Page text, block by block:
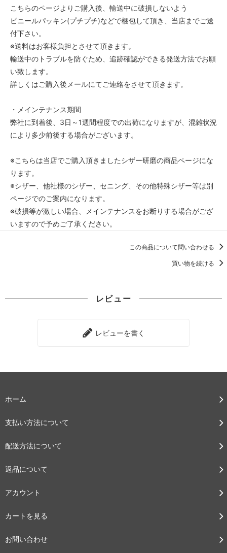
こちらのページよりご購入後、輸送中に破損しないよう
ビニールパッキン(プチプチ)などで梱包して頂き、当店までご送
付下さい。
※送料はお客様負担とさせて頂きます。
輸送中のトラブルを防ぐため、追跡確認ができる発送方法でお願
い致します。
詳しくはご購入後メールにてご連絡をさせて頂きます。
・メインテナンス期間
弊社に到着後、3日～1週間程度での出荷になりますが、混雑状況
により多少前後する場合がございます。
※こちらは当店でご購入頂きましたシザー研磨の商品ページにな
ります。
※シザー、他社様のシザー、セニング、その他特殊シザー等は別
ページでのご案内になります。
※破損等が激しい場合、メインテナンスをお断りする場合がござ
いますので予めご了承ください。
この商品について問い合わせる
買い物を続ける
レビュー
レビューを書く
ホーム
支払い方法について
配送方法について
返品について
アカウント
カートを見る
お問い合わせ